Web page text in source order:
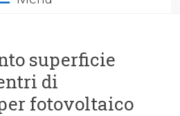
superficie
di
fotovoltaico